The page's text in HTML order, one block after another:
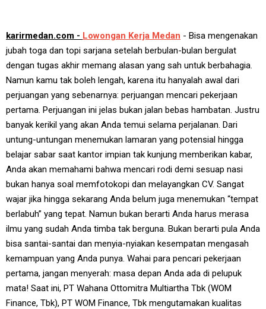
karirmedan.com - Lowongan Kerja Medan - Bisa mengenakan
jubah toga dan topi sarjana setelah berbulan-bulan bergulat
dengan tugas akhir memang alasan yang sah untuk berbahagia.
Namun kamu tak boleh lengah, karena itu hanyalah awal dari
perjuangan yang sebenarnya: perjuangan mencari pekerjaan
pertama. Perjuangan ini jelas bukan jalan bebas hambatan. Justru
banyak kerikil yang akan Anda temui selama perjalanan. Dari
untung-untungan menemukan lamaran yang potensial hingga
belajar sabar saat kantor impian tak kunjung memberikan kabar,
Anda akan memahami bahwa mencari rodi demi sesuap nasi
bukan hanya soal memfotokopi dan melayangkan CV. Sangat
wajar jika hingga sekarang Anda belum juga menemukan “tempat
berlabuh” yang tepat. Namun bukan berarti Anda harus merasa
ilmu yang sudah Anda timba tak berguna. Bukan berarti pula Anda
bisa santai-santai dan menyia-nyiakan kesempatan mengasah
kemampuan yang Anda punya. Wahai para pencari pekerjaan
pertama, jangan menyerah: masa depan Anda ada di pelupuk
mata! Saat ini, PT Wahana Ottomitra Multiartha Tbk (WOM
Finance, Tbk), PT WOM Finance, Tbk mengutamakan kualitas